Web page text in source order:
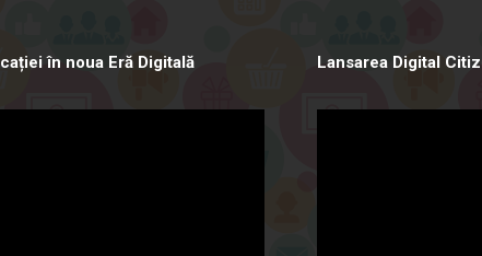
în noua Eră Digitală Lansarea Digital